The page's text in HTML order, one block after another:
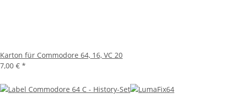
Karton für Commodore 64, 16, VC 20
7,00 € *